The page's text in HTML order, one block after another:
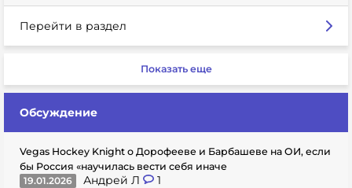
Перейти в раздел
Показать еще
Обсуждение
Vegas Hockey Knight о Дорофееве и Барбашеве на ОИ, если
бы Россия «научилась вести себя иначе
19.01.2026
Андрей Л 1